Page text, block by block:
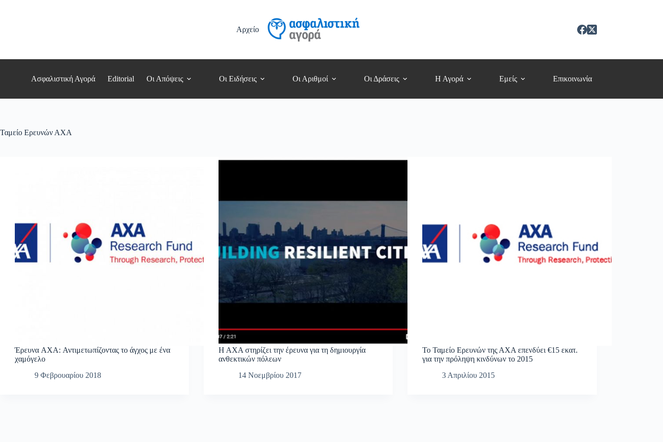
Αρχείο
Ασφαλιστική Αγορά Editorial Οι Απόψεις Οι Ειδήσεις Οι Αριθμοί Οι Δράσεις Η Αγορά Εμείς Επικοινωνία
Ταμείο Ερευνών ΑΧΑ
Έρευνα AXA: Αντιμετωπίζοντας το άγχος με ένα
χαμόγελο
9 Φεβρουαρίου 2018
Η ΑΧΑ στηρίζει την έρευνα για τη δημιουργία
ανθεκτικών πόλεων
14 Νοεμβρίου 2017
Το Ταμείο Ερευνών της ΑΧΑ επενδύει €15 εκατ.
για την πρόληψη κινδύνων το 2015
3 Απριλίου 2015